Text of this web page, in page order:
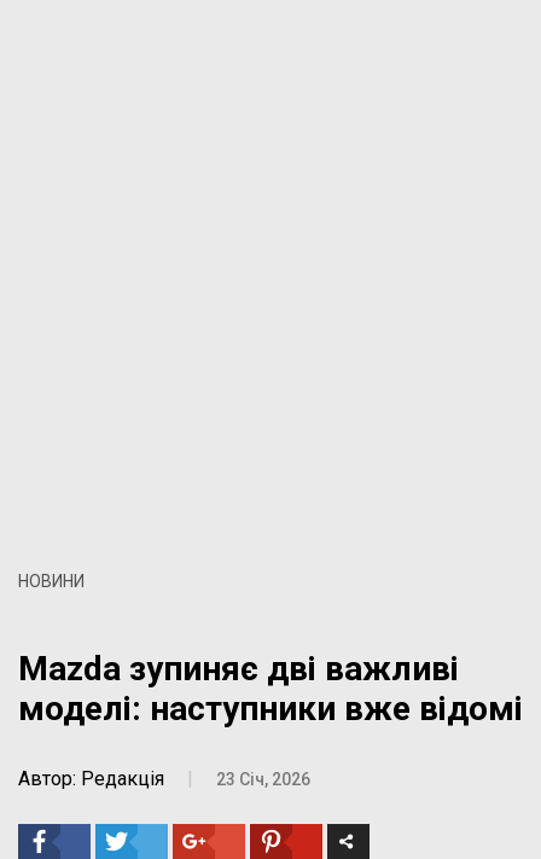
НОВИНИ
Mazda зупиняє дві важливі
моделі: наступники вже відомі
Автор: Редакція | 23 Січ, 2026